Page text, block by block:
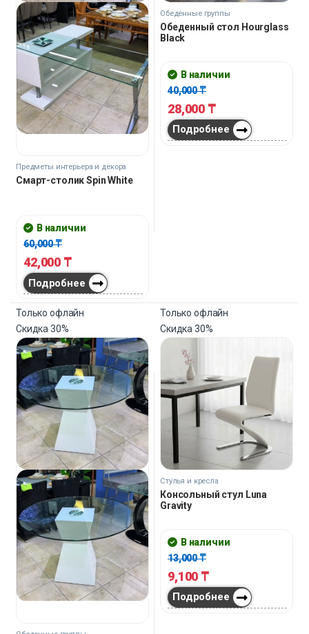
Предметы интерьера и декора
Смарт-столик Spin White
В наличии
60,000₸
42,000 ₸
Подробнее
Обеденные группы
Обеденный стол Hourglass
Black
В наличии
40,000₸
28,000 ₸
Подробнее
Только офлайн
Скидка30%
Только офлайн
Скидка30%
Стулья и кресла
Консольный стул Luna
Gravity
В наличии
13,000₸
9,100 ₸
Подробнее